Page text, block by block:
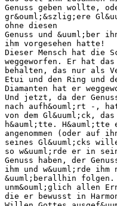
Genuss geben wollte,
gr&ouml;&szlig;ere
ohne diesen
Genuss und &uuml;ber
ihm vorgesehen hatte!
Dieser Mensch hat die
weggeworfen. Er hat
behalten, das nur als
Etui und den Ring und
Diamanten hat er
Und jetzt, da der
nach aufh&ouml;rt -,
von dem Gl&uuml;ck,
h&auml;tte. H&auml;tte
angenommen (oder auf
seines Gl&uuml;cks
so w&uuml;rde er in
Genuss haben, der
ihm und w&uuml;rde
&uuml;berallhin folgen.
unm&ouml;glich allen
die er bewusst in